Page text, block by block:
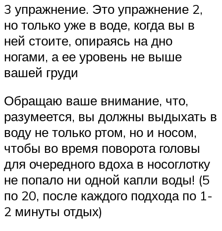
3 упражнение. Это упражнение 2,
но только уже в воде, когда вы в
ней стоите, опираясь на дно
ногами, а ее уровень не выше
вашей груди
Обращаю ваше внимание, что,
разумеется, вы должны выдыхать в
воду не только ртом, но и носом,
чтобы во время поворота головы
для очередного вдоха в носоглотку
не попало ни одной капли воды! (5
по 20, после каждого подхода по 1-
2 минуты отдых)